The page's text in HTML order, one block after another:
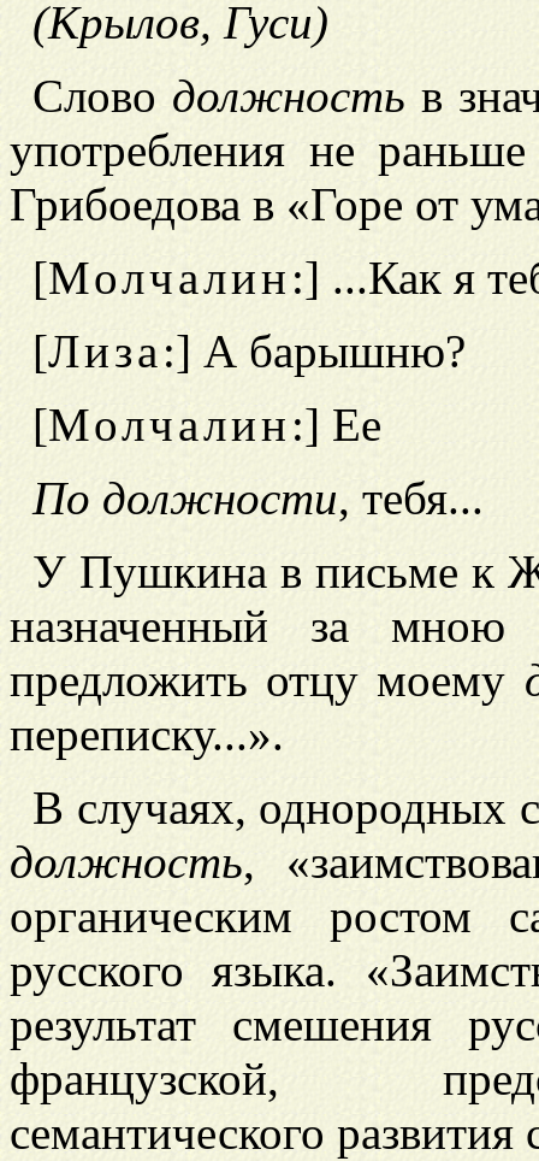
(Крылов, Гуси)
Слово должность в
употребления не
Грибоедова в «Горе от
[Молчалин:] ...Как я
[Лиза:] А барышню?
[Молчалин:] Ее
По должности, тебя...
У Пушкина в письме к
назначенный за мною
предложить отцу моему
переписку...».
В случаях, однородных
должность,
органическим ростом
русского языка.
результат смешения
французской,
семантического развития